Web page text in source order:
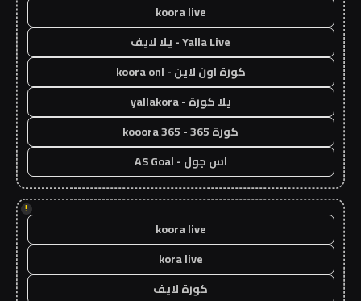
koora live
Yalla Live - يلا لايف
كورة اون لاين - koora onl
يلا كورة - yallakora
كورة 365 - kooora 365
اس جول - AS Goal
!
koora live
kora live
كورة لايف